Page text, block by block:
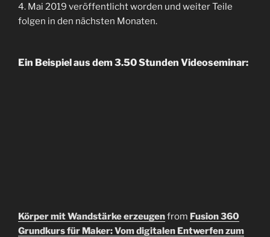
4. Mai 2019 veröffentlicht worden und weiter Teile
folgen in den nächsten Monaten.
Ein Beispiel aus dem 3.50 Stunden Videoseminar:
Körper mit Wandstärke erzeugenfrom Fusion 360
Grundkurs für Maker: Vom digitalen Entwerfen zum